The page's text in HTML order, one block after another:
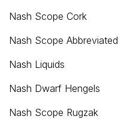
Nash Scope Cork
Nash Scope Abbreviated
Nash Liquids
Nash Dwarf Hengels
Nash Scope Rugzak